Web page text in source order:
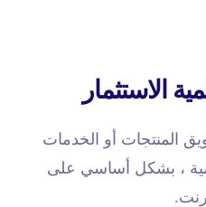
الاستثمار
المنتجات أو الخدمات
، بشكل أساسي على